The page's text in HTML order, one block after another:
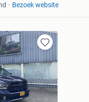
Bezoek website
Bewaren
in
Mijn
Favorieten